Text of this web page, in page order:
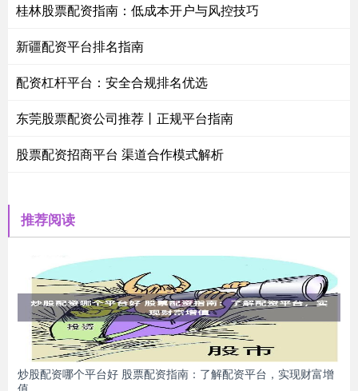
桂林股票配资指南：低成本开户与风控技巧
新疆配资平台排名指南
配资杠杆平台：安全合规排名优选
东莞股票配资公司推荐丨正规平台指南
股票配资招商平台 渠道合作模式解析
推荐阅读
炒股配资哪个平台好 股票配资指南：了解配资平台，实现财富增